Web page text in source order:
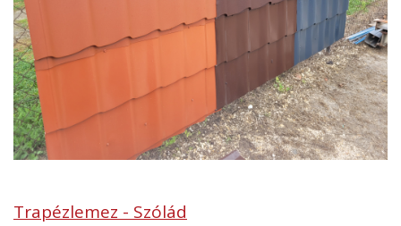
Trapézlemez - Szólád